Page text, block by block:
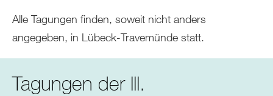
Alle Tagungen finden, soweit nicht anders
angegeben, in Lübeck-Travemünde statt.
Tagungen der III.